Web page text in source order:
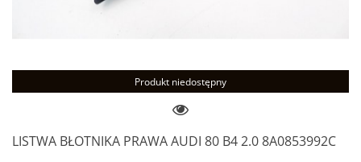
Produkt niedostępny
LISTWA BŁOTNIKA PRAWA AUDI 80 B4 2.0 8A0853992C